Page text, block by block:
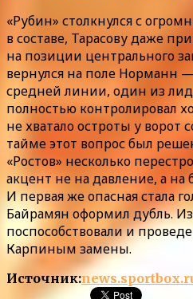
«Рубин» столкнулся с
в составе, Тарасову даже
на позиции центрального
вернулся на поле Норманн
средней линии, один из
полностью контролировал
не хватало остроты у ворот
тайме этот вопрос был
«Ростов» несколько
акцент не на давление, а на
И первая же опасная стала
Байрамян оформил дубль.
поспособствовали и
Карпиным замены.
Источник: